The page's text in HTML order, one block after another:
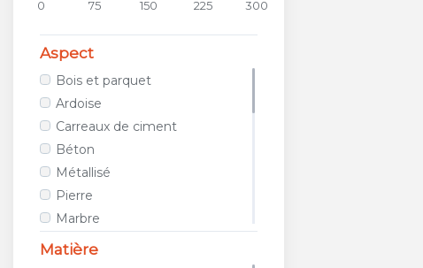
ASCOT
ASTOR
ATLAS CONCORDE
AVA CERAMICA
AZTECA CERAMICA
AZULEJOS BENADRESA
AZULEV
AZUVI
B&B CERAMICHE
BAERWOLF
BAGATTINI
0 75 150 225 300
Aspect
Bois et parquet
Ardoise
Carreaux de ciment
Béton
Métallisé
Pierre
Marbre
Tissu / Cuir
Matière